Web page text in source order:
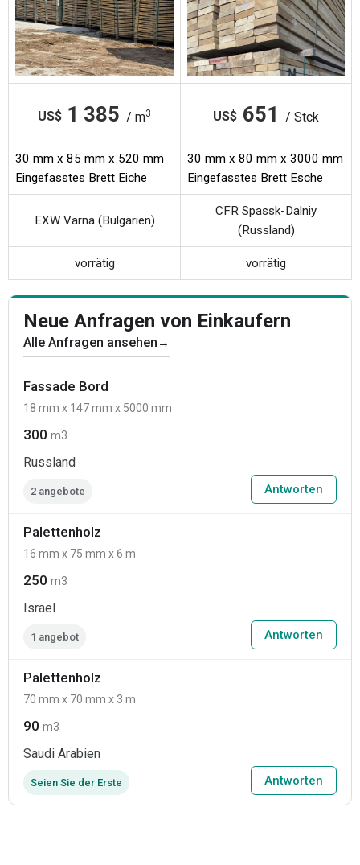
US$ 1 385 / m3 US$ 651 / Stck
30 mm x 85 mm x 520 mm
Eingefasstes Brett Eiche
30 mm x 80 mm x 3000 mm
Eingefasstes Brett Esche
EXW Varna (Bulgarien)
CFR Spassk-Dalniy
(Russland)
vorrätig vorrätig
Neue Anfragen von Einkaufern
Alle Anfragen ansehen →
Fassade Bord
18 mm x 147 mm x 5000 mm
300 m3
Russland
2 angebote Antworten
Palettenholz
16 mm x 75 mm x 6 m
250 m3
Israel
1 angebot Antworten
Palettenholz
70 mm x 70 mm x 3 m
90 m3
Saudi Arabien
Seien Sie der Erste Antworten